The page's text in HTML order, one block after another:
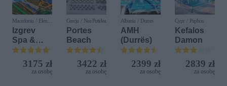
Macedonia / Elen
Kamen
Izgrev
Spa &
Aquapark
3175 zł
za osobę
Grecja / Nea Potidea
Portes
Beach
3422 zł
za osobę
Albania / Durres
AMH
(Durrës)
2399 zł
za osobę
Cypr / Paphos
Kefalos
Damon
2839 zł
za osobę